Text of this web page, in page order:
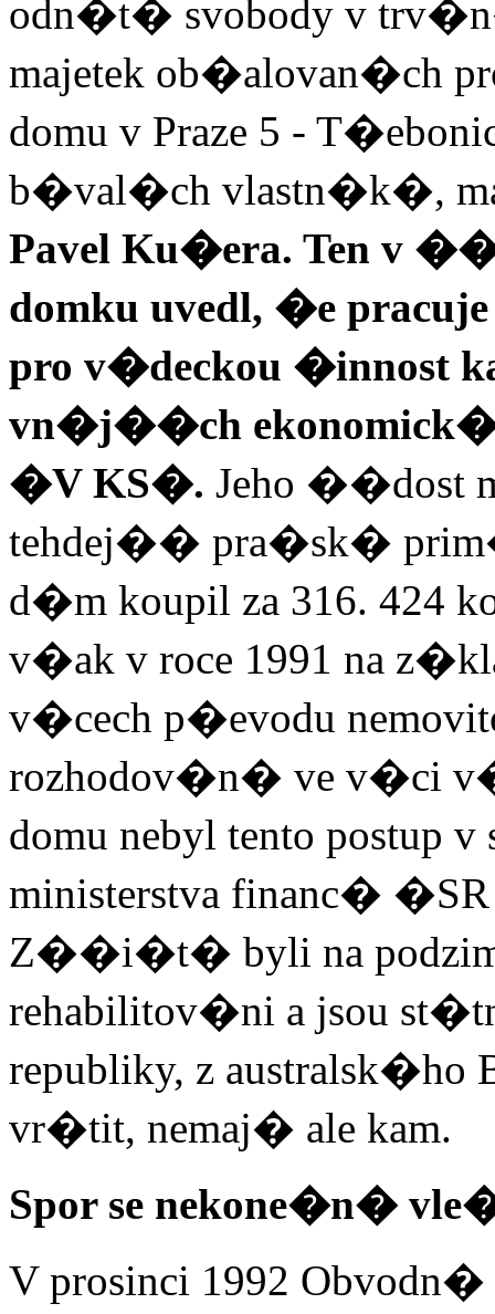
odn�t� svobody v
majetek ob�alovan�ch
domu v Praze 5 -
b�val�ch vlastn�k�,
Pavel Ku�era. Ten v
domku uvedl, �e
pro v�deckou �innost
vn�j��ch
�V KS�. Jeho ��dost
tehdej�� pra�sk�
d�m koupil za 316. 424
v�ak v roce 1991 na
v�cech p�evodu
rozhodov�n� ve v�ci
domu nebyl tento postup
ministerstva financ�
Z��i�t� byli na podzim
rehabilitov�ni a jsou
republiky, z
vr�tit, nemaj� ale kam.
Spor se nekone�n�
V prosinci 1992